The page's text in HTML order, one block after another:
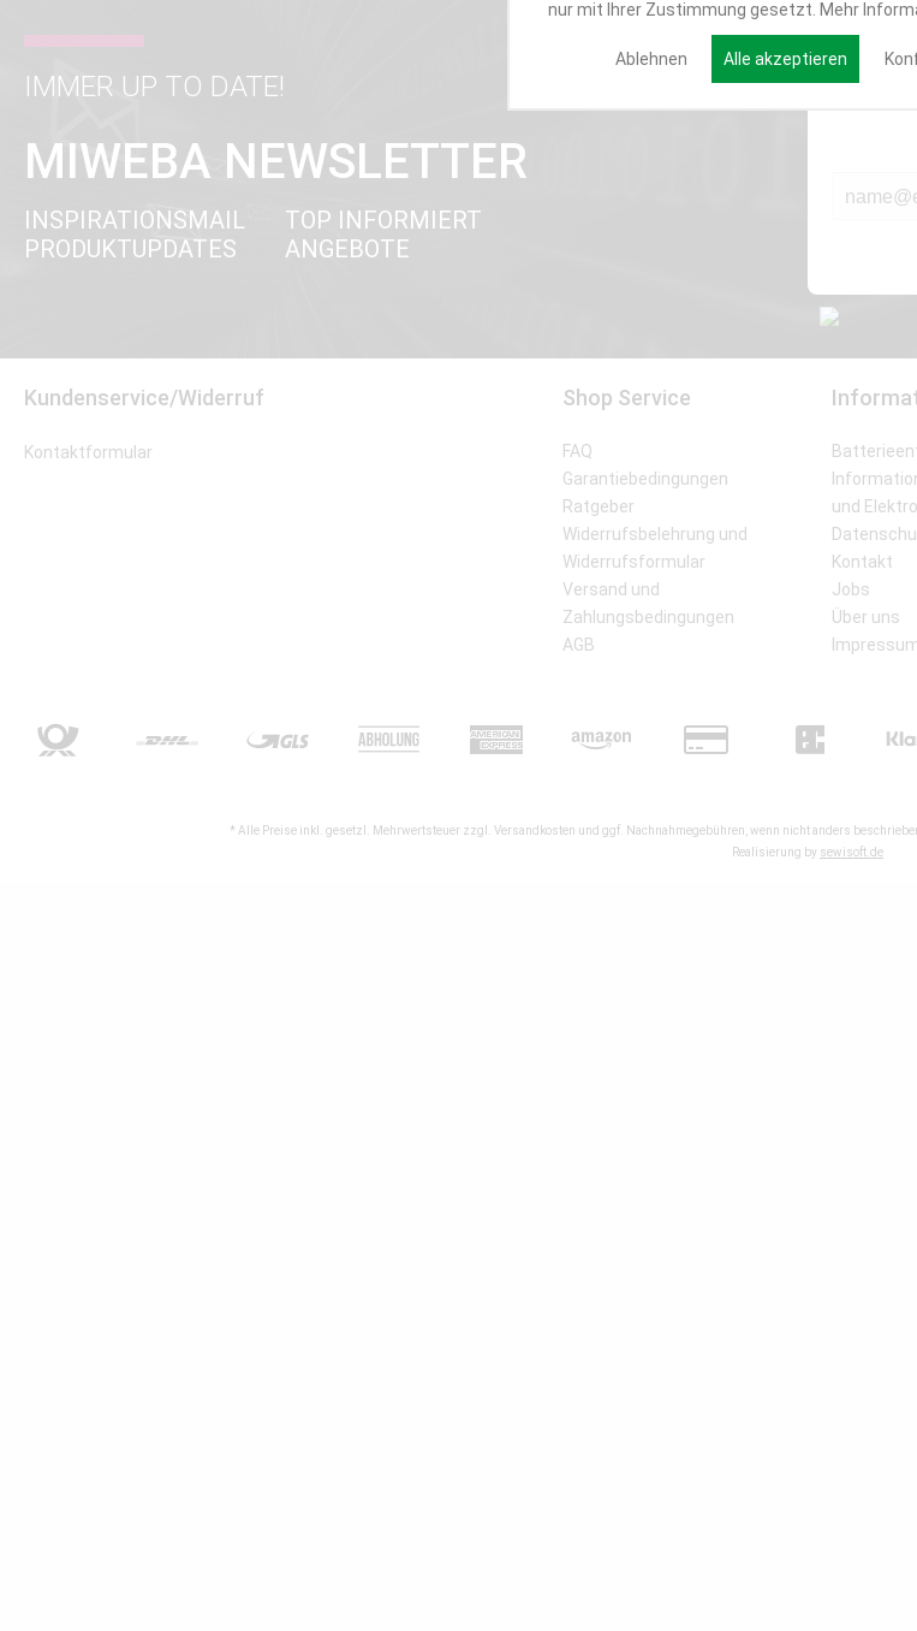
IMMER UP TO DATE!
MIWEBA NEWSLETTER
INSPIRATIONSMAIL
PRODUKTUPDATES
TOP INFORMIERT
ANGEBOTE
Werde
Verpasse
Kundenservice/Widerruf
Kontaktformular
Shop Service
FAQ
Garantiebedingungen
Ratgeber
Widerrufsbelehrung und
Widerrufsformular
Versand und
Zahlungsbedingungen
AGB
und
Kontakt
Jobs
Über uns
* Alle Preise inkl. gesetzl. Mehrwertsteuer zzgl. Versandkosten und ggf. Nachnahmegebühren, wenn nicht anders
Realisierung by sewisoft.de
nur mit Ihrer Zustimmung gesetzt. Mehr
Ablehnen Alle akzeptieren